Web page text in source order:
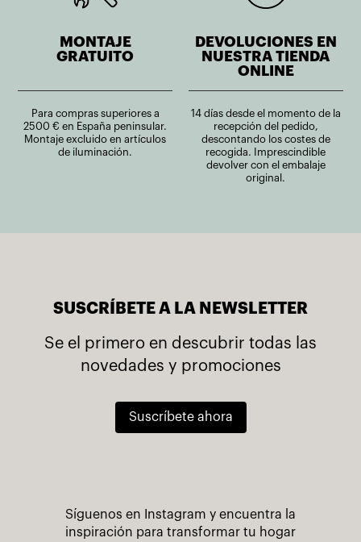
MONTAJE
GRATUITO
Para compras superiores a
2500 € en España peninsular.
Montaje excluido en artículos
de iluminación.
DEVOLUCIONES EN
NUESTRA TIENDA
ONLINE
14 días desde el momento de la
recepción del pedido,
descontando los costes de
recogida. Imprescindible
devolver con el embalaje
original.
SUSCRÍBETE A LA NEWSLETTER
Se el primero en descubrir todas las
novedades y promociones
Suscríbete ahora
Síguenos en Instagram y encuentra la
inspiración para transformar tu hogar